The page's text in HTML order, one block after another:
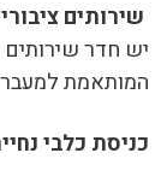
שירותים
יש חדר
המותאמת למעבר
כניסת כלבי